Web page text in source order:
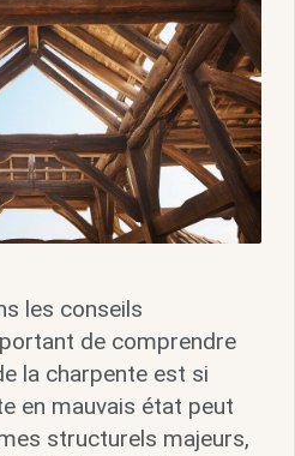
les conseils
de comprendre
la charpente est si
en mauvais état peut
structurels majeurs,